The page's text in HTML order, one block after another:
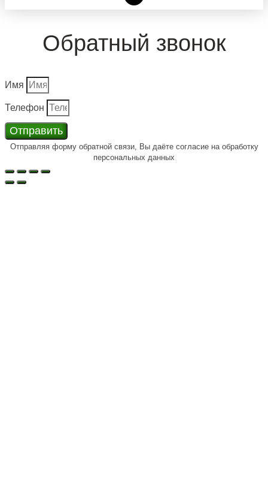
Обратный звонок
Имя
Телефон
Отправить
Отправляя форму обратной связи, Вы даёте согласие на обработку
персональных данных